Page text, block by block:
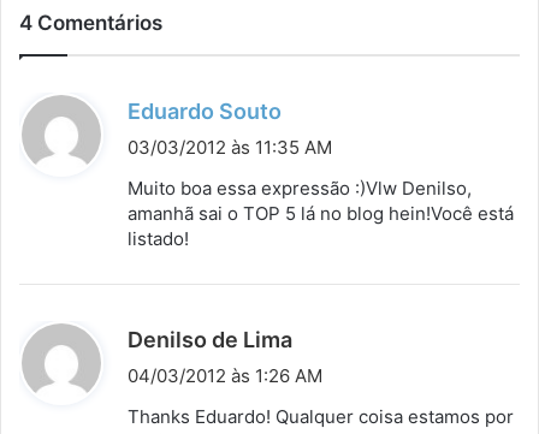
4 Comentários
Eduardo Souto
i
s
03/03/2012 às 11:35 AM
Muito boa essa expressão :)Vlw Denilso,
amanhã sai o TOP 5 lá no blog hein!Você está
listado!
Denilso de Lima
04/03/2012 às 1:26 AM
Thanks Eduardo! Qualquer coisa estamos por